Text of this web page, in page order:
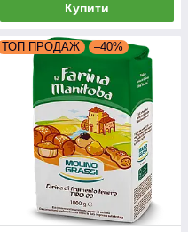
Купити
ТОП ПРОДАЖ –40%